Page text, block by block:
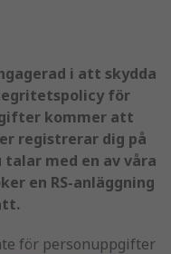
i att skydda
för
kommer att
registrerar dig på
talar med en av våra
en RS-anläggning
för personuppgifter